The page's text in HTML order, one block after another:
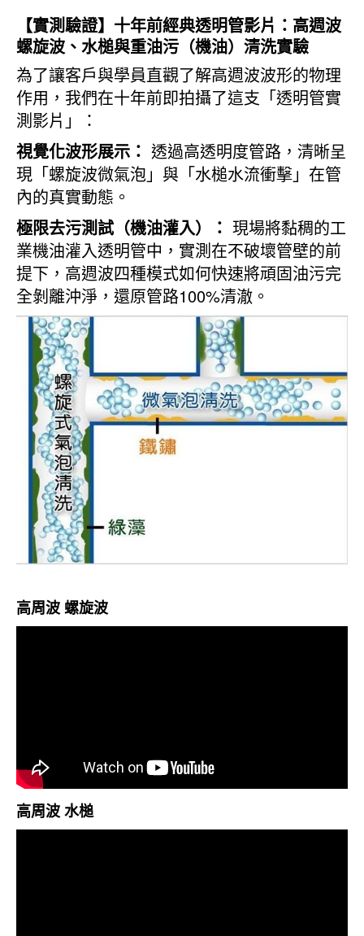
【實測驗證】十年前經典透明管影片：高週波
螺旋波、水槌與重油污（機油）清洗實驗
為了讓客戶與學員直觀了解高週波波形的物理
作用，我們在十年前即拍攝了這支「透明管實
測影片」：
視覺化波形展示： 透過高透明度管路，清晰呈
現「螺旋波微氣泡」與「水槌水流衝擊」在管
內的真實動態。
極限去污測試（機油灌入）： 現場將黏稠的工
業機油灌入透明管中，實測在不破壞管壁的前
提下，高週波四種模式如何快速將頑固油污完
全剝離沖淨，還原管路100%清澈。
高周波 螺旋波
高周波 水槌